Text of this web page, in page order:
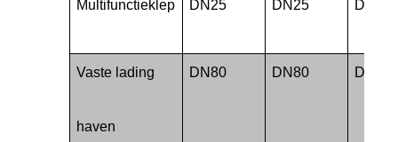
Multifunctieklep DN25 DN25 DN25
Vaste lading
haven
DN80 DN80 DN80